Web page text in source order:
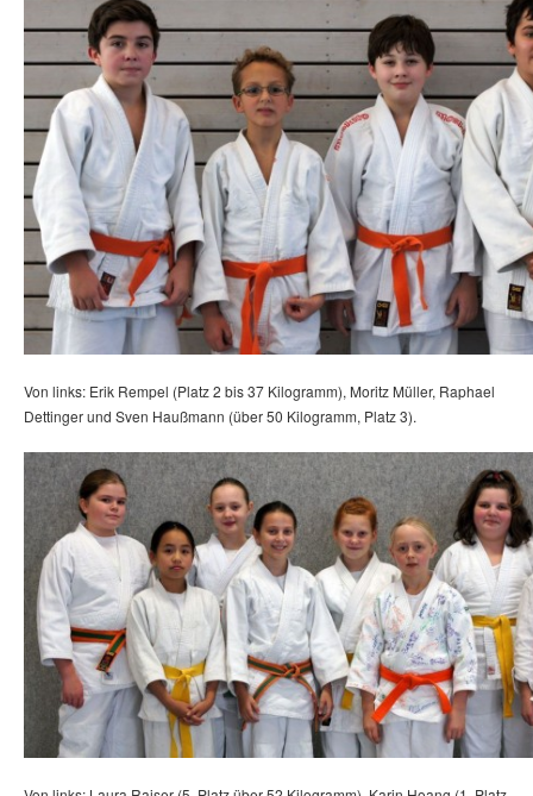
Von links: Erik Rempel (Platz 2 bis 37 Kilogramm), Moritz Müller, Raphael
Dettinger und Sven Haußmann (über 50 Kilogramm, Platz 3).